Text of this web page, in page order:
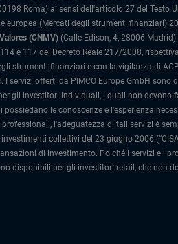
Roma) ai sensi dell'articolo 27 del Testo
europea (Mercati degli strumenti finanziari)
(CNMV) (Calle Edison, 4, 28006
e 117 del Decreto Reale 217/2008,
strumenti finanziari e con la vigilanza di
I servizi offerti da PIMCO Europe GmbH sono
gli investitori individuali, i quali non devono
le conoscenze e l'esperienza
l'adeguatezza di tali servizi è
collettivi del 23 giugno 2006
di investimento. Poiché i servizi e i
disponibili per gli investitori retail, che non